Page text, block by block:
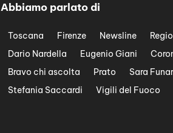
Abbiamo parlato di
Toscana Firenze Newsline
Dario Nardella
Eugenio Giani
Bravo chi ascolta
Prato Sara
Stefania Saccardi
Vigili del Fuoco